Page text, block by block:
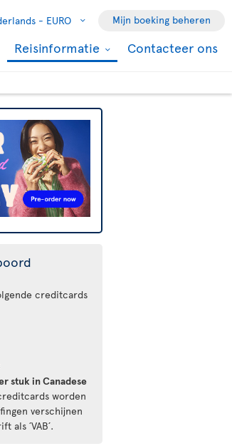
- EURO Mijn boeking beheren
Reisinformatie Contacteer ons
creditcards
stuk in Canadese
worden
verschijnen
als ´VAB´.